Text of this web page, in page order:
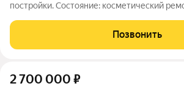
постройки. Состояние: косметический
изолированные, санузел раздельный.
распределение зон для семьи или сдачи в
Позвонить
2 700 000 ₽